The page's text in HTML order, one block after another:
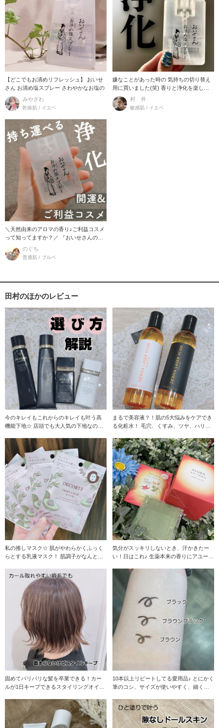
【どこでもお清めリフレッシュ】 おいせ
さん お清め塩スプレー さわやかなお塩の
みやざわ
乾燥肌 / イエベ
嫌なことがあった時の 気持ちの切り替え
用に買いました(笑) 香りと浄化を楽しめ
るルーム
村 井
敏感肌 / イエベ
＼天然由来のアロマの香り♪ご利益コスメ
って知ってますか？／ 『おいせさんのお
のぐち
普通肌 / ブルベ
田村のほかのレビュー
今のキレイもこれからのキレイも叶う高
機能下地☆ 店頭でも大人気の下地なの
まるで美容液？！肌の5大悩みをケアでき
る化粧水！ 毛穴、くすみ、ツヤ、ハリ、
私の推しマスク☆ 肌がやわらかくふっく
らとする乳液マスク！ 肌調子がなんとな
気分がスッキリしないとき、汗かきたー
い！日はこれ♪ 生薬本来の香りにアユーラ
固めてパリパリな髪を卒業できる！カー
ルが1日キープできるスタイリングオイ
10本以上リピートしてる愛用品♪ とにかく
筆のコシ、サイズが使いやすく、細くも